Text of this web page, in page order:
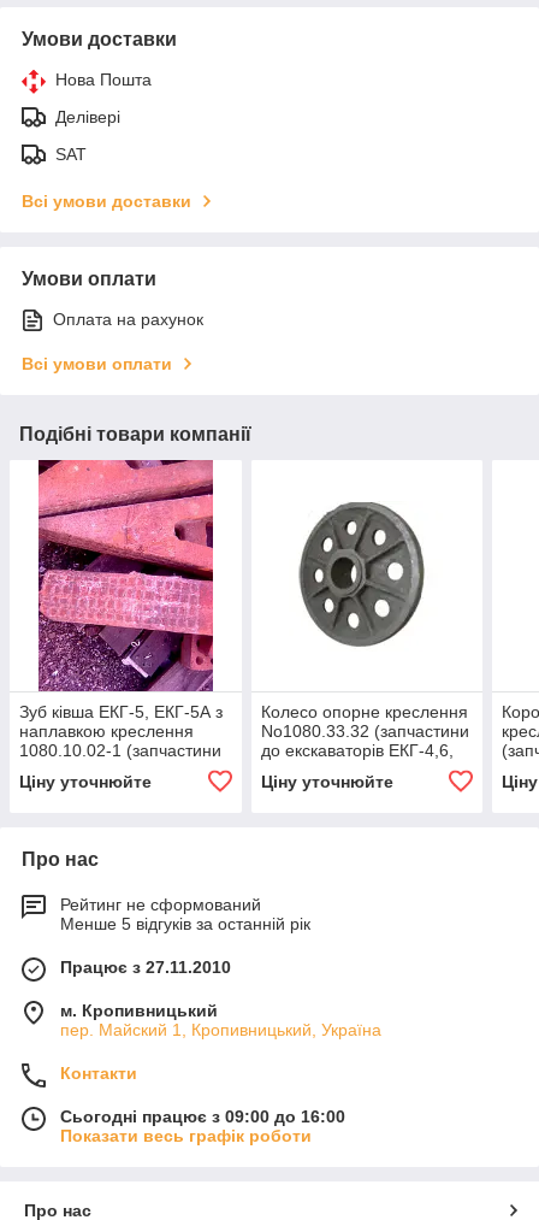
Умови доставки
Нова Пошта
Делівері
SAT
Всі умови доставки
Умови оплати
Оплата на рахунок
Всі умови оплати
Подібні товари компанії
Зуб ківша ЕКГ-5, ЕКГ-5А з
наплавкою креслення
1080.10.02-1 (запчастини
ЕКГ-5А, ЕКГ-4.6)
Ціну уточнюйте
Колесо опорне креслення
No1080.33.32 (запчастини
до екскаваторів ЕКГ-4,6,
Ціну уточнюйте
Про нас
Рейтинг не сформований
Менше 5 відгуків за останній рік
Працює з 27.11.2010
м. Кропивницький
пер. Майский 1, Кропивницький, Україна
Контакти
Сьогодні працює з 09:00 до 16:00
Показати весь графік роботи
Про нас